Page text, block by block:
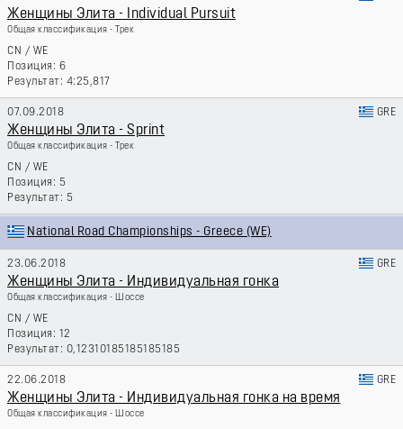
Женщины Элита - Individual Pursuit
Общая классификация - Трек
CN / WE
6
4:25,817
07.09.2018 GRE
Женщины Элита - Sprint
Общая классификация - Трек
CN / WE
5
5
National Road Championships - Greece (WE)
23.06.2018 GRE
Женщины Элита - Индивидуальная гонка
Общая классификация - Шоссе
CN / WE
12
0,12310185185185185
22.06.2018 GRE
Женщины Элита - Индивидуальная гонка на время
Общая классификация - Шоссе